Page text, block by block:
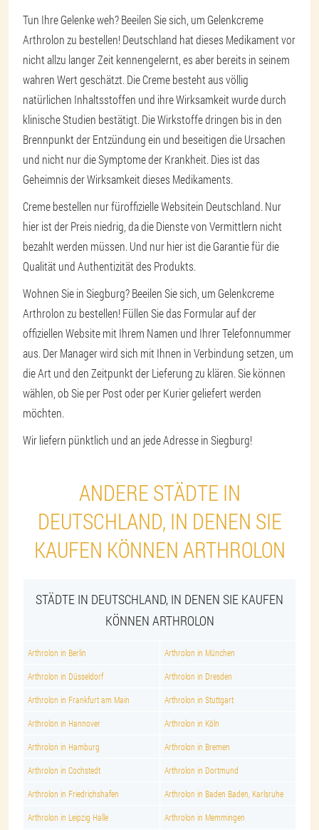
Tun Ihre Gelenke weh? Beeilen Sie sich, um Gelenkcreme
Arthrolon zu bestellen! Deutschland hat dieses Medikament vor
nicht allzu langer Zeit kennengelernt, es aber bereits in seinem
wahren Wert geschätzt. Die Creme besteht aus völlig
natürlichen Inhaltsstoffen und ihre Wirksamkeit wurde durch
klinische Studien bestätigt. Die Wirkstoffe dringen bis in den
Brennpunkt der Entzündung ein und beseitigen die Ursachen
und nicht nur die Symptome der Krankheit. Dies ist das
Geheimnis der Wirksamkeit dieses Medikaments.
Creme bestellen nur füroffizielle Websitein Deutschland. Nur
hier ist der Preis niedrig, da die Dienste von Vermittlern nicht
bezahlt werden müssen. Und nur hier ist die Garantie für die
Qualität und Authentizität des Produkts.
Wohnen Sie in Siegburg? Beeilen Sie sich, um Gelenkcreme
Arthrolon zu bestellen! Füllen Sie das Formular auf der
offiziellen Website mit Ihrem Namen und Ihrer Telefonnummer
aus. Der Manager wird sich mit Ihnen in Verbindung setzen, um
die Art und den Zeitpunkt der Lieferung zu klären. Sie können
wählen, ob Sie per Post oder per Kurier geliefert werden
möchten.
Wir liefern pünktlich und an jede Adresse in Siegburg!
ANDERE STÄDTE IN
DEUTSCHLAND, IN DENEN SIE
KAUFEN KÖNNEN ARTHROLON
STÄDTE IN DEUTSCHLAND, IN DENEN SIE KAUFEN
KÖNNEN ARTHROLON
Arthrolon in Berlin Arthrolon in München
Arthrolon in Düsseldorf Arthrolon in Dresden
Arthrolon in Frankfurt am Main Arthrolon in Stuttgart
Arthrolon in Hannover Arthrolon in Köln
Arthrolon in Hamburg Arthrolon in Bremen
Arthrolon in Cochstedt Arthrolon in Dortmund
Arthrolon in Friedrichshafen Arthrolon in Baden Baden, Karlsruhe
Arthrolon in Leipzig Halle Arthrolon in Memmingen